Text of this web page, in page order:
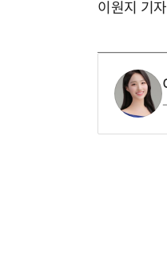
이원지 기